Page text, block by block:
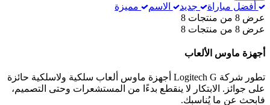
أفضل مباراة جديد الاسم
مميزة
عرض 8 من منتجات 8
عرض 8 من منتجات 8
أجهزة ماوس الألعاب
تطور شركة Logitech G أجهزة ماوس ألعاب سلكية ولاسلكية حائزة
على جوائز. الابتكار لا ينقطع بدءًا من المستشعرات وحتى التصميم،
فابحث عن ما يُناسبك.